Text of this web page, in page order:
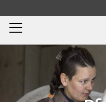
Pferde